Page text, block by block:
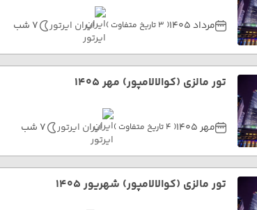
مرداد 1405 ( 3 تاریخ متفاوت ) ایران ایرتور 7 شب
تور مالزی (کوالالامپور) مهر 1405
مهر 1405 ( 4 تاریخ متفاوت ) ایران ایرتور 7 شب
تور مالزی (کوالالامپور) شهریور 1405